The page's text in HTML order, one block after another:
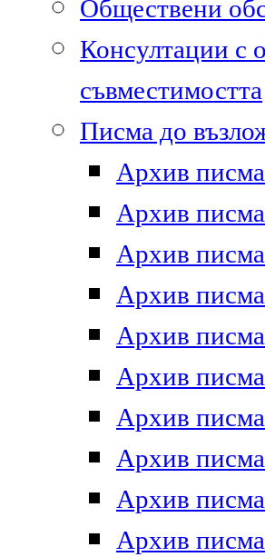
Обществени
Консултации с
съвместимостта
Писма до
Архив
Архив
Архив
Архив
Архив
Архив
Архив
Архив
Архив
Архив